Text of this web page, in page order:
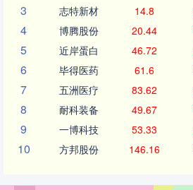
3 志特新材 14.8
4 博腾股份 20.44
5 近岸蛋白 46.72
6 毕得医药 61.6
7 五洲医疗 83.62
8 耐科装备 49.67
9 一博科技 53.33
10 方邦股份 146.16